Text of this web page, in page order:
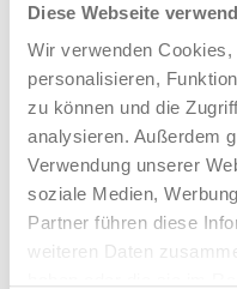
Diese Webseite
Wir verwenden
personalisieren,
zu können und die
analysieren. Außerdem
Verwendung unserer
soziale Medien,
Partner führen diese
weiteren Daten
Oder gern